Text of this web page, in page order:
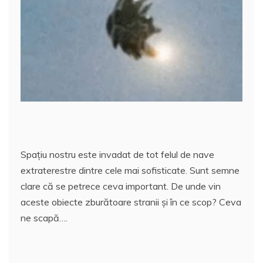
A
p
p
st
Spaţiu nostru este invadat de tot felul de nave
extraterestre dintre cele mai sofisticate. Sunt semne
clare că se petrece ceva important. De unde vin
aceste obiecte zburătoare stranii şi în ce scop? Ceva
ne scapă….